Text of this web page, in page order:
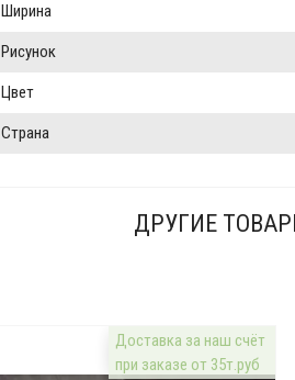
Ширина
Рисунок
Цвет
Страна
ДРУГИЕ ТОВАРЫ
Доставка за наш счёт
при заказе от 35т.руб